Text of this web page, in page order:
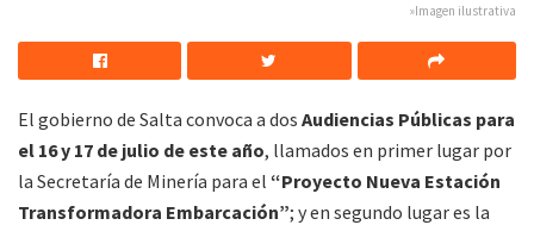
»Imagen ilustrativa
El gobierno de Salta convoca a dos Audiencias Públicas para
el 16 y 17 de julio de este año, llamados en primer lugar por
la Secretaría de Minería para el “Proyecto Nueva Estación
Transformadora Embarcación”; y en segundo lugar es la